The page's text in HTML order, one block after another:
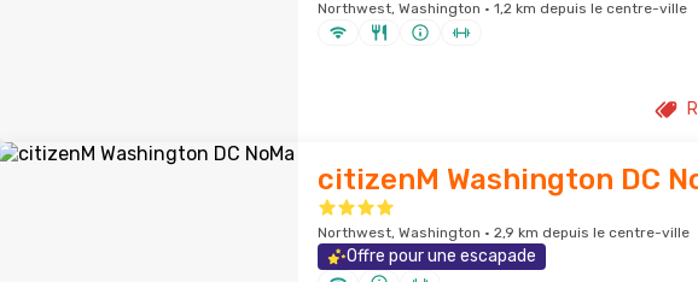
Northwest, Washington · 1,2 km depuis le centre-ville
citizenM Washington DC
Northwest, Washington · 2,9 km depuis le centre-ville
Offre pour une escapade